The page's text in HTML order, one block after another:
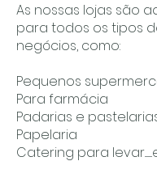
As nossas lojas são
para todos os tipos
negócios, como:
Pequenos
Para farmácia
Padarias e
Papelaria
Catering para